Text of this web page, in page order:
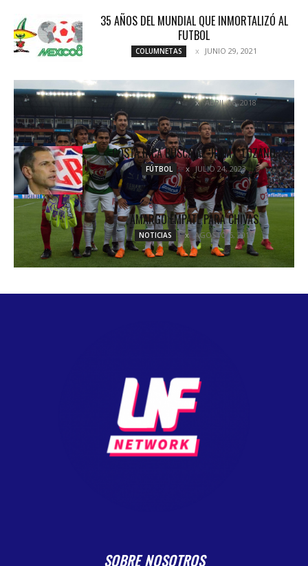
35 AÑOS DEL MUNDIAL QUE INMORTALIZÓ AL
FUTBOL
COLUMNETAS JUNIO 29, 2021
YA PIENSAN EN LIGUILLA
COLUMNETAS ABRIL 16, 2018
COSTA RICA BUSCA AL ‘JIMMY’ LOZANO
FÚTBOL JULIO 24, 2023
AMARGO EMPATE PARA CHIVAS
NOTICIAS AGOSTO 6, 2016
SOBRE NOSOTROS